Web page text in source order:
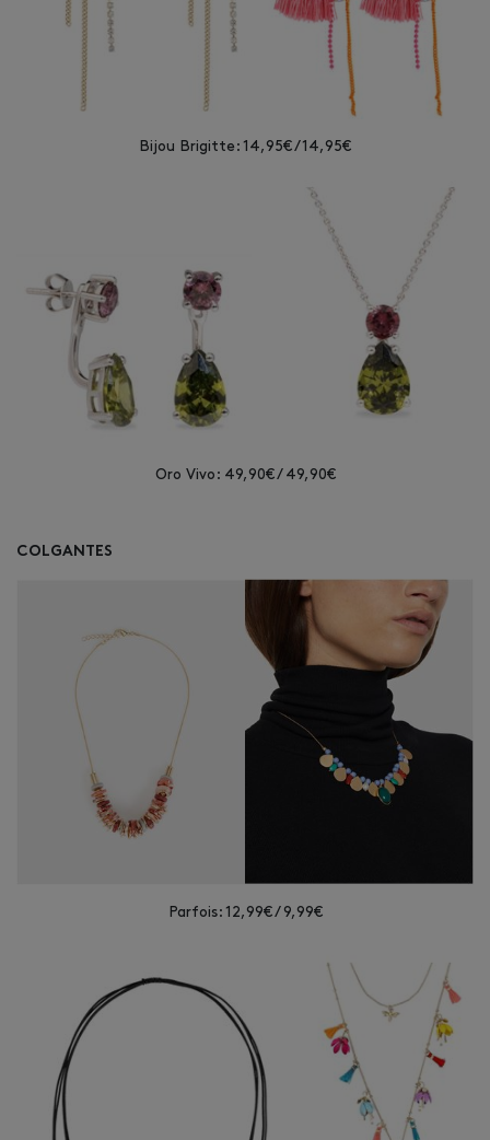
Bijou Brigitte: 14,95€ / 14,95€
Oro Vivo: 49,90€ / 49,90€
COLGANTES
Parfois: 12,99€ / 9,99€